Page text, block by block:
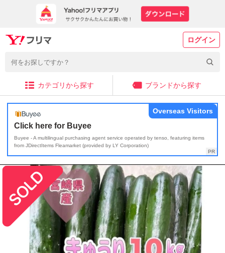
ログイン
カテゴリから探す ブランドから探す
Click here for Buyee
Buyee - A multilingual purchasing agent service operated by tenso, featuring items
from JDirectItems Fleamarket (provided by LY Corporation)
Overseas Visitors